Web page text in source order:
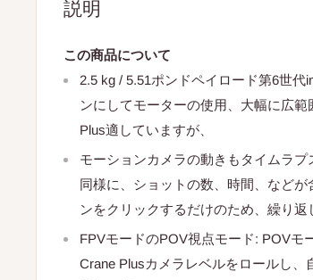
説明
この商品について
2.5 kg / 5.51ポンドペイロード第6世
ンにしてモーターの使用、大幅に広
Plus適していますが、
モーションカメラの動きもタイムラ
同様に、ショットの数、時間、など
ンをクリックするだけのため、繰り返
FPVモードのPOV視点モード: POVモ
Crane Plusカメラレベルをロールし、